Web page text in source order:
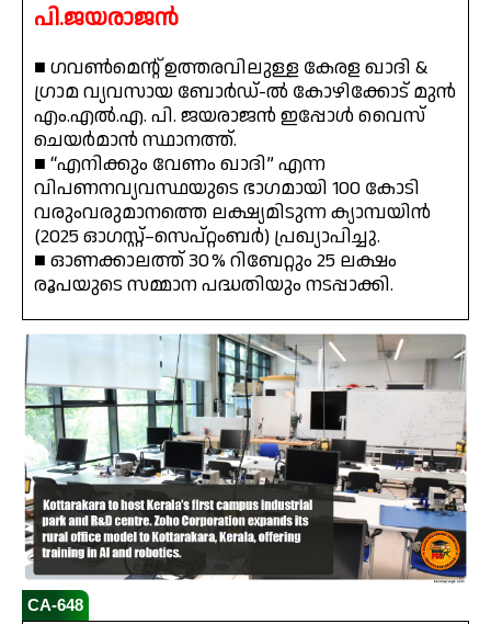
പി.ജയരാജൻ
■ ഗവൺമെന്റ് ഉത്തരവിലുള്ള കേരള ഖാദി &
ഗ്രാമ വ്യവസായ ബോർഡ്-ൽ കോഴിക്കോട് മുൻ
എം.എൽ.എ. പി. ജയരാജൻ ഇപ്പോൾ വൈസ്
ചെയർമാൻ സ്ഥാനത്ത്.
■ “എനിക്കും വേണം ഖാദി” എന്ന
വിപണനവ്യവസ്ഥയുടെ ഭാഗമായി 100 കോടി
വരുംവരുമാനത്തെ ലക്ഷ്യമിടുന്ന ക്യാമ്പയിൻ
(2025 ഓഗസ്റ്റ്–സെപ്റ്റംബർ) പ്രഖ്യാപിച്ചു.
■ ഓണക്കാലത്ത് 30 % റിബേറ്റും 25 ലക്ഷം
രൂപയുടെ സമ്മാന പദ്ധതിയും നടപ്പാക്കി.
CA-648